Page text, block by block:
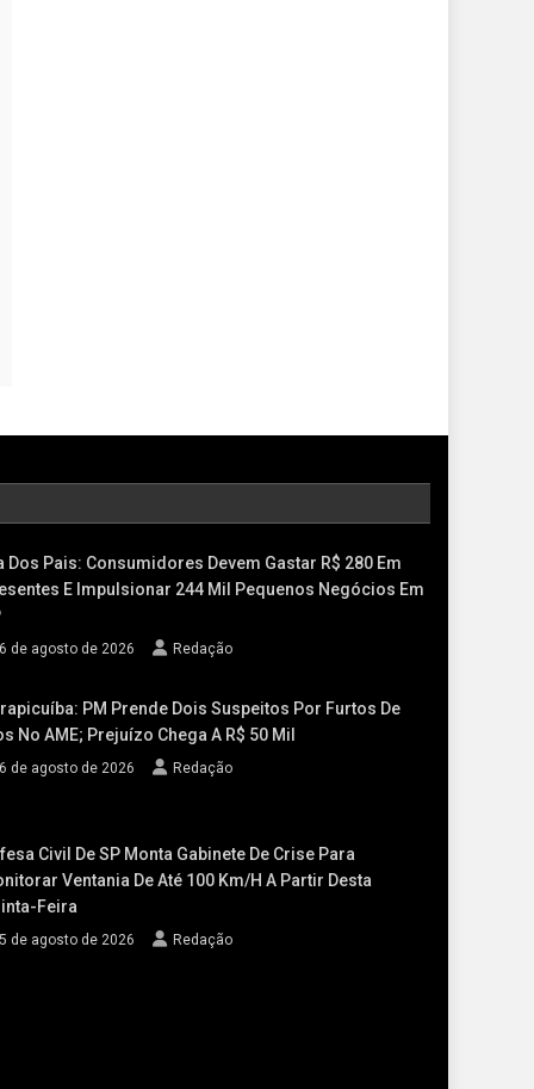
Dos Pais: Consumidores Devem Gastar R$ 280 Em
E Impulsionar 244 Mil Pequenos Negócios Em
de agosto de 2026 Redação
PM Prende Dois Suspeitos Por Furtos De
No AME; Prejuízo Chega A R$ 50 Mil
de agosto de 2026 Redação
Civil De SP Monta Gabinete De Crise Para
Ventania De Até 100 Km/h A Partir Desta
Feira
de agosto de 2026 Redação